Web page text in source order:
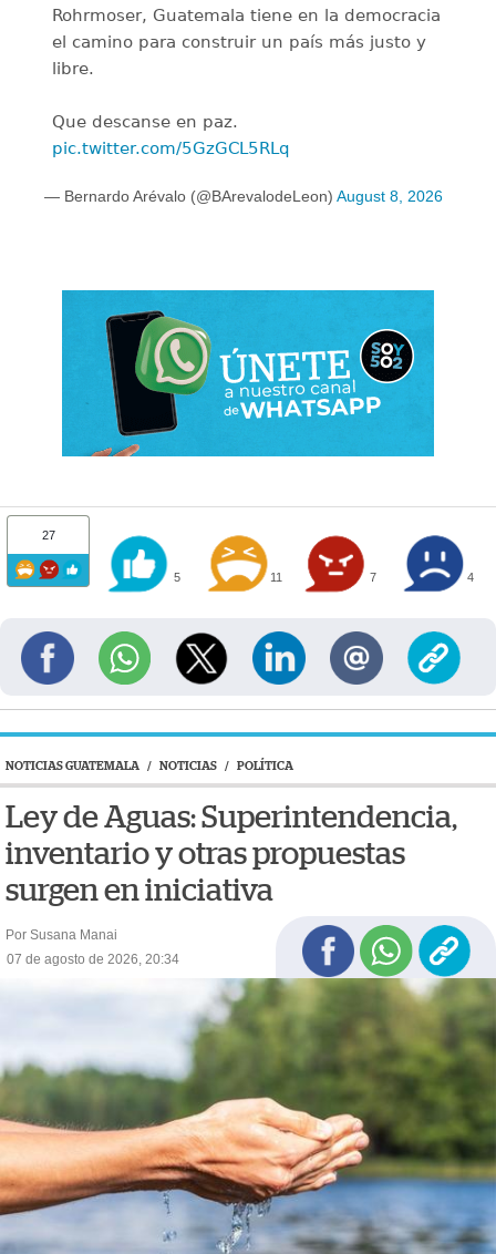
Rohrmoser, Guatemala tiene en la democracia
el camino para construir un país más justo y
libre.
Que descanse en paz.
pic.twitter.com/5GzGCL5RLq
— Bernardo Arévalo (@BArevalodeLeon) August 8, 2026
27
5 11 7 4
NOTICIAS GUATEMALA / NOTICIAS / POLÍTICA
Ley de Aguas: Superintendencia,
inventario y otras propuestas
surgen en iniciativa
Por Susana Manai
07 de agosto de 2026, 20:34